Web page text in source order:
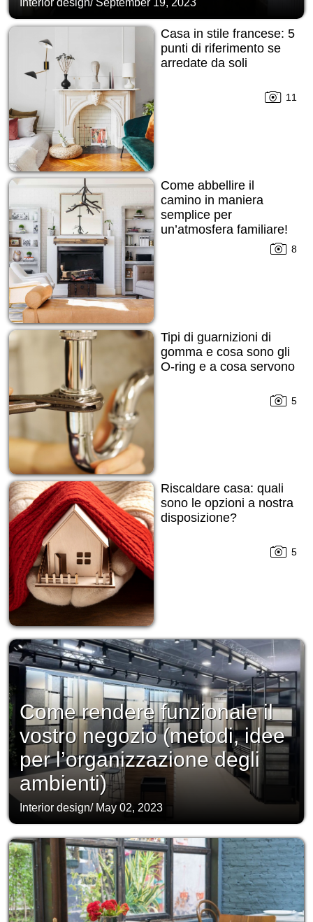
Interior design/ September 19, 2023
Casa in stile francese: 5
punti di riferimento se
arredate da soli
11
Come abbellire il
camino in maniera
semplice per
un’atmosfera familiare!
8
Tipi di guarnizioni di
gomma e cosa sono gli
O-ring e a cosa servono
5
Riscaldare casa: quali
sono le opzioni a nostra
disposizione?
5
Come rendere funzionale il
vostro negozio (metodi, idee
per l’organizzazione degli
ambienti)
Interior design/ May 02, 2023